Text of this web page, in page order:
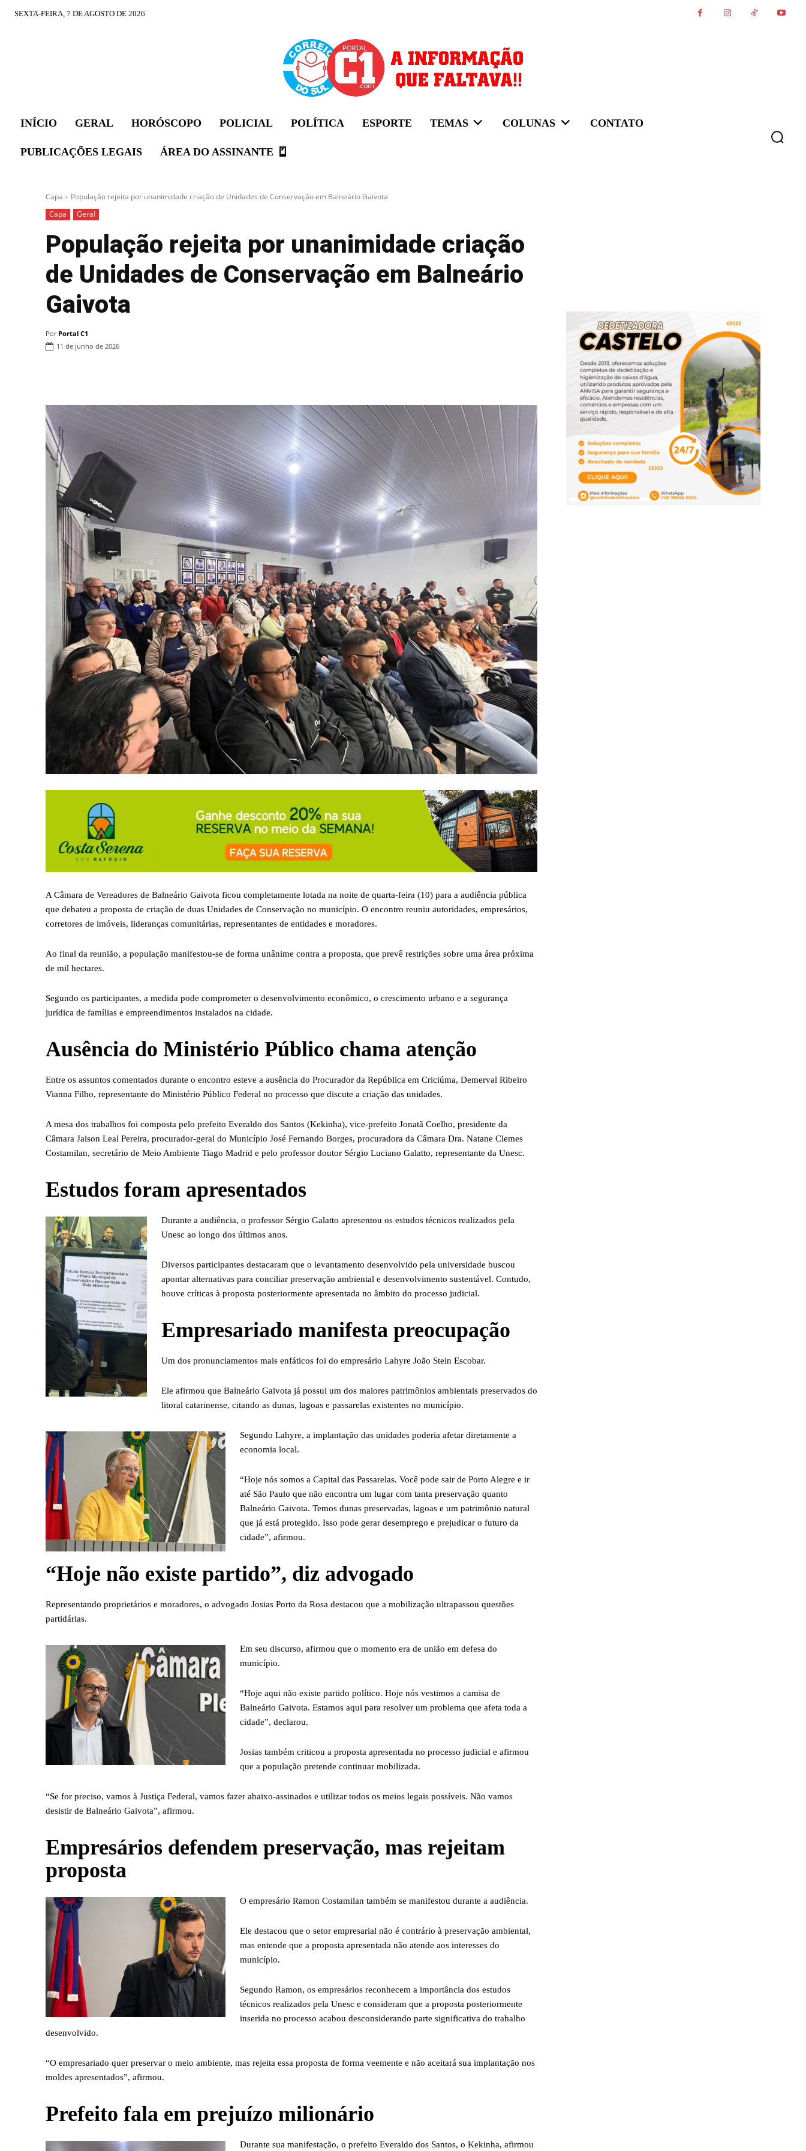
SEXTA-FEIRA, 7 DE AGOSTO DE 2026
INÍCIO GERAL HORÓSCOPO POLICIAL POLÍTICA ESPORTE TEMAS COLUNAS CONTATO
PUBLICAÇÕES LEGAIS ÁREA DO ASSINANTE
Capa
População rejeita por unanimidade criação de Unidades de Conservação em Balneário Gaivota
Capa
Geral
População rejeita por unanimidade criação
de Unidades de Conservação em Balneário
Gaivota
Por Portal C1
11 de junho de 2026
A Câmara de Vereadores de Balneário Gaivota ficou completamente lotada na noite de quarta-feira (10) para a audiência pública
que debateu a proposta de criação de duas Unidades de Conservação no município. O encontro reuniu autoridades, empresários,
corretores de imóveis, lideranças comunitárias, representantes de entidades e moradores.
Ao final da reunião, a população manifestou-se de forma unânime contra a proposta, que prevê restrições sobre uma área próxima
de mil hectares.
Segundo os participantes, a medida pode comprometer o desenvolvimento econômico, o crescimento urbano e a segurança
jurídica de famílias e empreendimentos instalados na cidade.
Ausência do Ministério Público chama atenção
Entre os assuntos comentados durante o encontro esteve a ausência do Procurador da República em Criciúma, Demerval Ribeiro
Vianna Filho, representante do Ministério Público Federal no processo que discute a criação das unidades.
A mesa dos trabalhos foi composta pelo prefeito Everaldo dos Santos (Kekinha), vice-prefeito Jonatã Coelho, presidente da
Câmara Jaison Leal Pereira, procurador-geral do Município José Fernando Borges, procuradora da Câmara Dra. Natane Clemes
Costamilan, secretário de Meio Ambiente Tiago Madrid e pelo professor doutor Sérgio Luciano Galatto, representante da Unesc.
Estudos foram apresentados
Durante a audiência, o professor Sérgio Galatto apresentou os estudos técnicos realizados pela
Unesc ao longo dos últimos anos.
Diversos participantes destacaram que o levantamento desenvolvido pela universidade buscou
apontar alternativas para conciliar preservação ambiental e desenvolvimento sustentável. Contudo,
houve críticas à proposta posteriormente apresentada no âmbito do processo judicial.
Empresariado manifesta preocupação
Um dos pronunciamentos mais enfáticos foi do empresário Lahyre João Stein Escobar.
Ele afirmou que Balneário Gaivota já possui um dos maiores patrimônios ambientais preservados do
litoral catarinense, citando as dunas, lagoas e passarelas existentes no município.
Segundo Lahyre, a implantação das unidades poderia afetar diretamente a
economia local.
“Hoje nós somos a Capital das Passarelas. Você pode sair de Porto Alegre e ir
até São Paulo que não encontra um lugar com tanta preservação quanto
Balneário Gaivota. Temos dunas preservadas, lagoas e um patrimônio natural
que já está protegido. Isso pode gerar desemprego e prejudicar o futuro da
cidade”, afirmou.
“Hoje não existe partido”, diz advogado
Representando proprietários e moradores, o advogado Josias Porto da Rosa destacou que a mobilização ultrapassou questões
partidárias.
Em seu discurso, afirmou que o momento era de união em defesa do
município.
“Hoje aqui não existe partido político. Hoje nós vestimos a camisa de
Balneário Gaivota. Estamos aqui para resolver um problema que afeta toda a
cidade”, declarou.
Josias também criticou a proposta apresentada no processo judicial e afirmou
que a população pretende continuar mobilizada.
“Se for preciso, vamos à Justiça Federal, vamos fazer abaixo-assinados e utilizar todos os meios legais possíveis. Não vamos
desistir de Balneário Gaivota”, afirmou.
Empresários defendem preservação, mas rejeitam
proposta
O empresário Ramon Costamilan também se manifestou durante a audiência.
Ele destacou que o setor empresarial não é contrário à preservação ambiental,
mas entende que a proposta apresentada não atende aos interesses do
município.
Segundo Ramon, os empresários reconhecem a importância dos estudos
técnicos realizados pela Unesc e consideram que a proposta posteriormente
inserida no processo acabou desconsiderando parte significativa do trabalho
desenvolvido.
“O empresariado quer preservar o meio ambiente, mas rejeita essa proposta de forma veemente e não aceitará sua implantação nos
moldes apresentados”, afirmou.
Prefeito fala em prejuízo milionário
Durante sua manifestação, o prefeito Everaldo dos Santos, o Kekinha, afirmou